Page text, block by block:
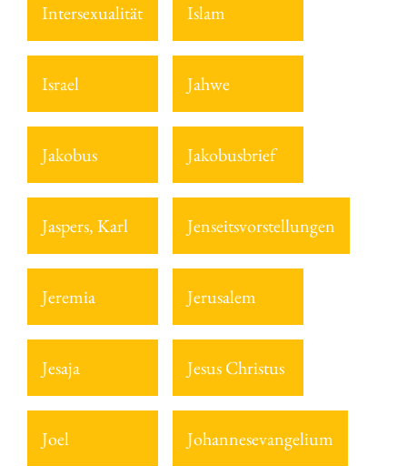
Intersexualität Islam
Israel Jahwe
Jakobus Jakobusbrief
Jaspers, Karl Jenseitsvorstellungen
Jeremia Jerusalem
Jesaja Jesus Christus
Joel Johannesevangelium